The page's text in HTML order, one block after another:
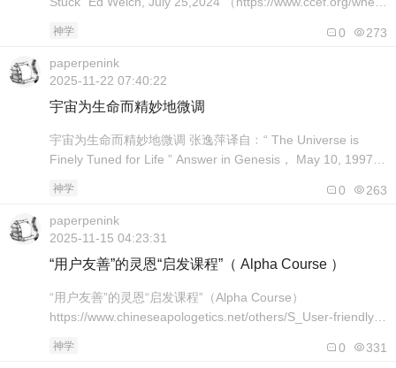
https://www.chinesebiblicalcounseling.net/Disorder/Mind-
stuck...
神学 0 273
paperpenink
2025-11-22 07:40:22
宇宙为生命而精妙地微调
宇宙为生命而精妙地微调 张逸萍译自﹕“ The Universe is
Finely Tuned for Life ” Answer in Genesis， May 10, 1997
un i v e rse-is-finely-tuned..
神学 0 263
paperpenink
2025-11-15 04:23:31
“用户友善”的灵恩“启发课程”（ Alpha Course ）
“用户友善”的灵恩“启发课程”（Alpha Course）
https://www.chineseapologetics.net/others/S_User-friendly-
Gumbel）于1977年在伦敦圣公会推运动的传福音课程。每次
神学 0 331